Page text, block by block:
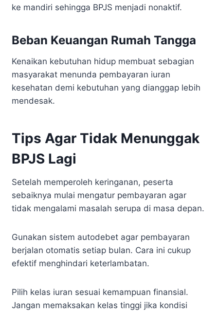
ke mandiri sehingga BPJS menjadi nonaktif.
Beban Keuangan Rumah Tangga
Kenaikan kebutuhan hidup membuat sebagian
masyarakat menunda pembayaran iuran
kesehatan demi kebutuhan yang dianggap lebih
mendesak.
Tips Agar Tidak Menunggak
BPJS Lagi
Setelah memperoleh keringanan, peserta
sebaiknya mulai mengatur pembayaran agar
tidak mengalami masalah serupa di masa depan.
Gunakan sistem autodebet agar pembayaran
berjalan otomatis setiap bulan. Cara ini cukup
efektif menghindari keterlambatan.
Pilih kelas iuran sesuai kemampuan finansial.
Jangan memaksakan kelas tinggi jika kondisi